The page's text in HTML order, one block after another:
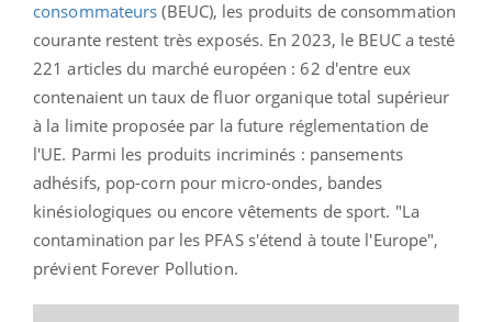
consommateurs (BEUC), les produits de consommation
courante restent très exposés. En 2023, le BEUC a testé
221 articles du marché européen : 62 d'entre eux
contenaient un taux de fluor organique total supérieur
à la limite proposée par la future réglementation de
l'UE. Parmi les produits incriminés : pansements
adhésifs, pop-corn pour micro-ondes, bandes
kinésiologiques ou encore vêtements de sport. "La
contamination par les PFAS s'étend à toute l'Europe",
prévient Forever Pollution.